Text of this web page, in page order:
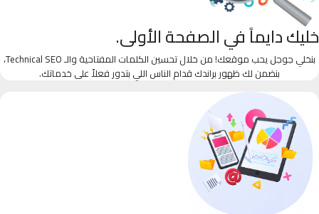
خليك دايماً في الصفحة الأولى.
بنخلي جوجل يحب موقعك! من خلال تحسين الكلمات المفتاحية والـ Technical SEO،
بنضمن لك ظهور براندك قدام الناس اللي بتدور فعلاً على خدماتك.